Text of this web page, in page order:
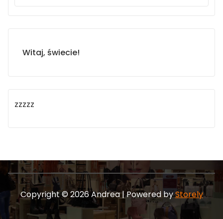
Witaj, świecie!
zzzzz
Copyright © 2026 Andrea | Powered byStorely